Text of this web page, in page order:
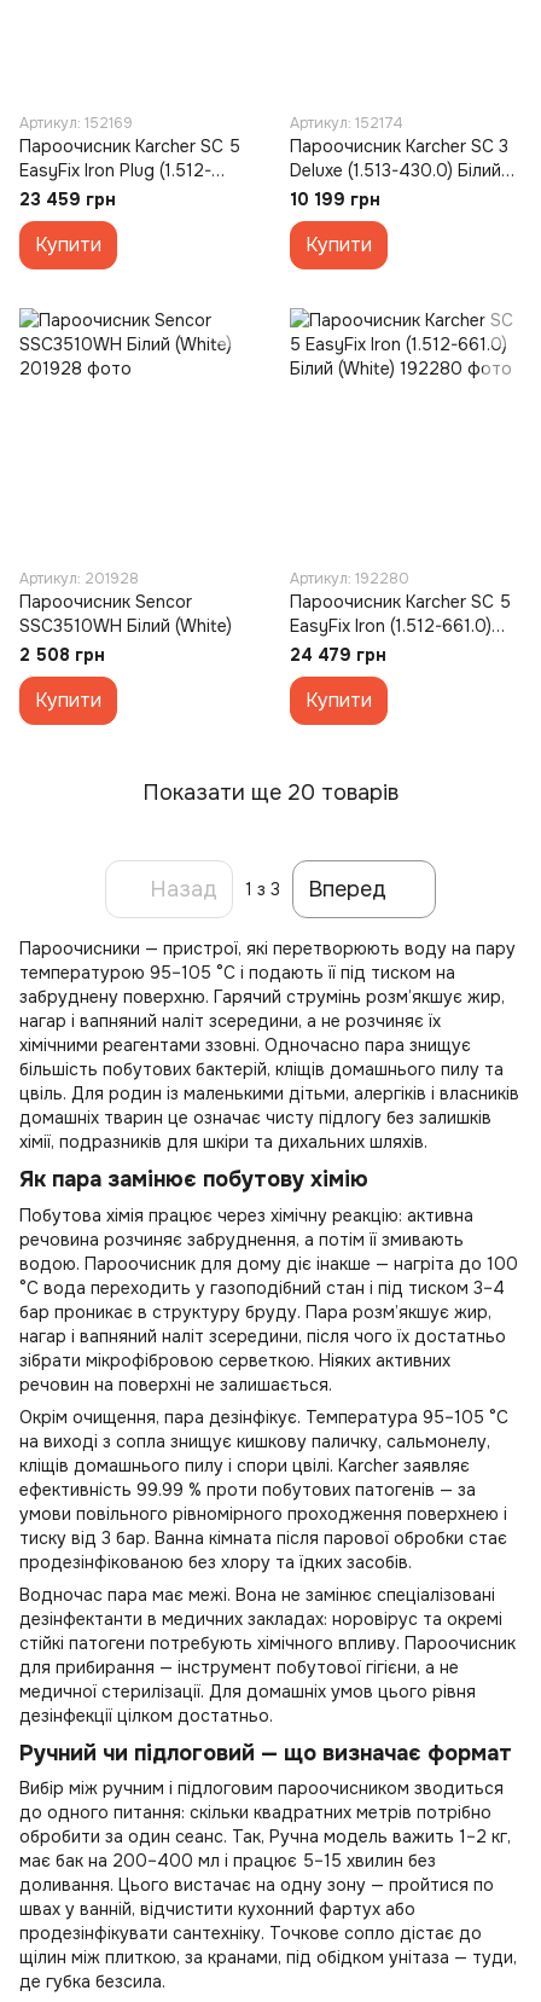
Артикул: 152169
Пароочисник Karcher SC 5
EasyFix Iron Plug (1.512-
660.0) Білий (White)
23 459 грн
Купити
Артикул: 152174
Пароочисник Karcher SC 3
Deluxe (1.513-430.0) Білий
(White)
10 199 грн
Купити
Артикул: 201928
Пароочисник Sencor
SSC3510WH Білий (White)
2 508 грн
Купити
Артикул: 192280
Пароочисник Karcher SC 5
EasyFix Iron (1.512-661.0)
Білий (White)
24 479 грн
Купити
Показати ще 20 товарів
Назад 1 з 3 Вперед
Пароочисники — пристрої, які перетворюють воду на пару
температурою 95–105 °C і подають її під тиском на
забруднену поверхню. Гарячий струмінь розм’якшує жир,
нагар і вапняний наліт зсередини, а не розчиняє їх
хімічними реагентами ззовні. Одночасно пара знищує
більшість побутових бактерій, кліщів домашнього пилу та
цвіль. Для родин із маленькими дітьми, алергіків і власників
домашніх тварин це означає чисту підлогу без залишків
хімії, подразників для шкіри та дихальних шляхів.
Як пара замінює побутову хімію
Побутова хімія працює через хімічну реакцію: активна
речовина розчиняє забруднення, а потім її змивають
водою. Пароочисник для дому діє інакше — нагріта до 100
°C вода переходить у газоподібний стан і під тиском 3–4
бар проникає в структуру бруду. Пара розм’якшує жир,
нагар і вапняний наліт зсередини, після чого їх достатньо
зібрати мікрофібровою серветкою. Ніяких активних
речовин на поверхні не залишається.
Окрім очищення, пара дезінфікує. Температура 95–105 °C
на виході з сопла знищує кишкову паличку, сальмонелу,
кліщів домашнього пилу і спори цвілі. Karcher заявляє
ефективність 99.99 % проти побутових патогенів — за
умови повільного рівномірного проходження поверхнею і
тиску від 3 бар. Ванна кімната після парової обробки стає
продезінфікованою без хлору та їдких засобів.
Водночас пара має межі. Вона не замінює спеціалізовані
дезінфектанти в медичних закладах: норовірус та окремі
стійкі патогени потребують хімічного впливу. Пароочисник
для прибирання — інструмент побутової гігієни, а не
медичної стерилізації. Для домашніх умов цього рівня
дезінфекції цілком достатньо.
Ручний чи підлоговий — що визначає формат
Вибір між ручним і підлоговим пароочисником зводиться
до одного питання: скільки квадратних метрів потрібно
обробити за один сеанс. Так, Ручна модель важить 1–2 кг,
має бак на 200–400 мл і працює 5–15 хвилин без
доливання. Цього вистачає на одну зону — пройтися по
швах у ванній, відчистити кухонний фартух або
продезінфікувати сантехніку. Точкове сопло дістає до
щілин між плиткою, за кранами, під обідком унітаза — туди,
де губка безсила.